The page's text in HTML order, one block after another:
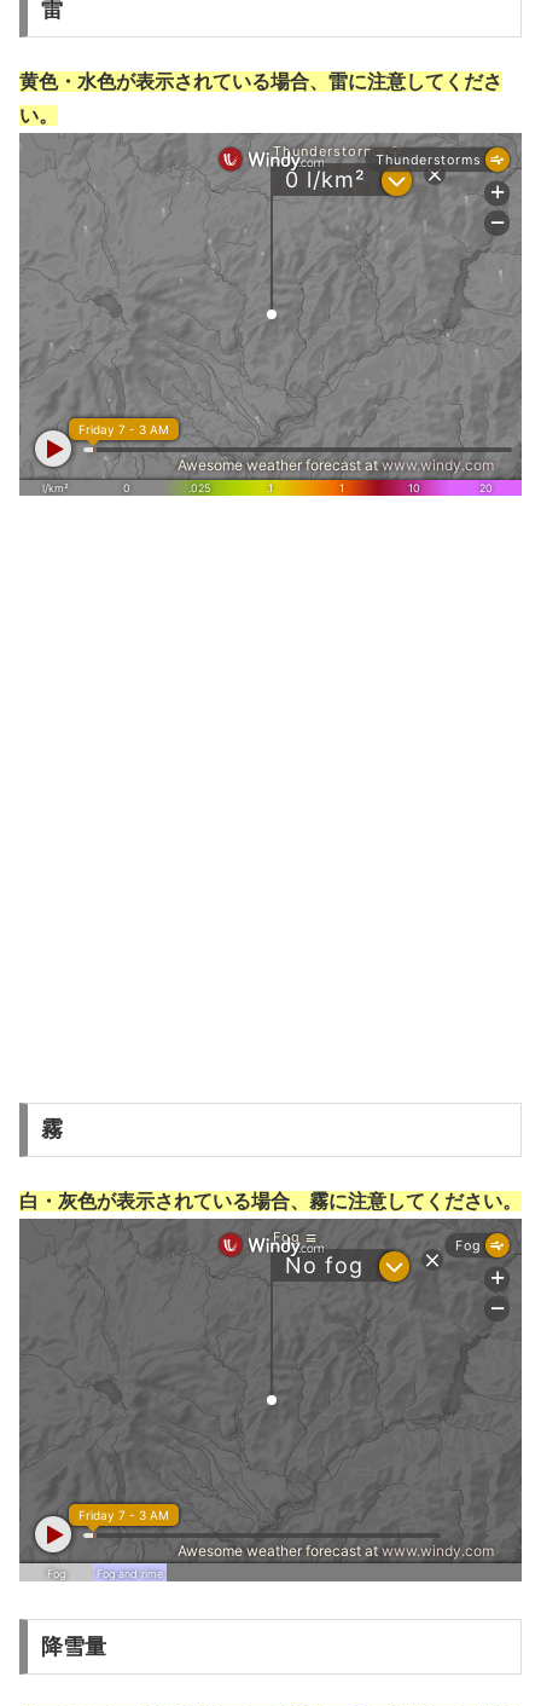
雷
黄色・水色が表示されている場合、雷に注意してくださ
い。
霧
白・灰色が表示されている場合、霧に注意してください。
降雪量